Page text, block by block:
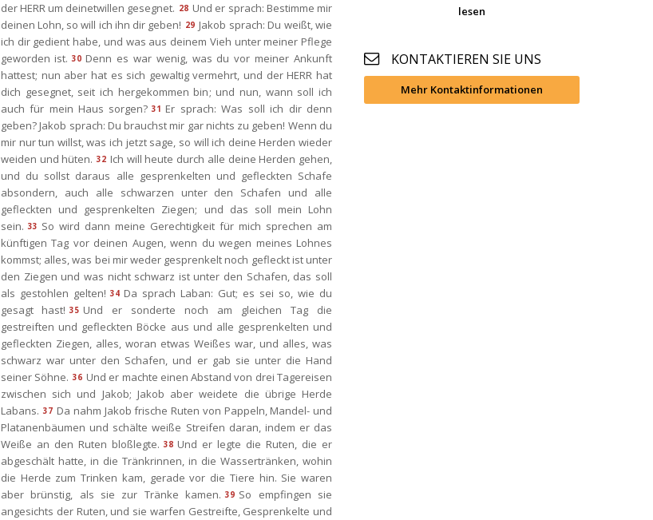
der HERR um deinetwillen gesegnet. 28 Und er sprach: Bestimme mir
deinen Lohn, so will ich ihn dir geben! 29 Jakob sprach: Du weißt, wie
ich dir gedient habe, und was aus deinem Vieh unter meiner Pflege
geworden ist. 30 Denn es war wenig, was du vor meiner Ankunft
hattest; nun aber hat es sich gewaltig vermehrt, und der HERR hat
dich gesegnet, seit ich hergekommen bin; und nun, wann soll ich
auch für mein Haus sorgen? 31 Er sprach: Was soll ich dir denn
geben? Jakob sprach: Du brauchst mir gar nichts zu geben! Wenn du
mir nur tun willst, was ich jetzt sage, so will ich deine Herden wieder
weiden und hüten. 32 Ich will heute durch alle deine Herden gehen,
und du sollst daraus alle gesprenkelten und gefleckten Schafe
absondern, auch alle schwarzen unter den Schafen und alle
gefleckten und gesprenkelten Ziegen; und das soll mein Lohn
ein. 33 So wird dann meine Gerechtigkeit für mich sprechen am
künftigen Tag vor deinen Augen, wenn du wegen meines Lohnes
kommst; alles, was bei mir weder gesprenkelt noch gefleckt ist unter
den Ziegen und was nicht schwarz ist unter den Schafen, das soll
als gestohlen gelten! 34 Da sprach Laban: Gut; es sei so, wie du
gesagt hast! 35 Und er sonderte noch am gleichen Tag die
gestreiften und gefleckten Böcke aus und alle gesprenkelten und
gefleckten Ziegen, alles, woran etwas Weißes war, und alles, was
chwarz war unter den Schafen, und er gab sie unter die Hand
einer Söhne. 36 Und er machte einen Abstand von drei Tagereisen
zwischen sich und Jakob; Jakob aber weidete die übrige Herde
Labans. 37 Da nahm Jakob frische Ruten von Pappeln, Mandel- und
Platanenbäumen und schälte weiße Streifen daran, indem er das
Weiße an den Ruten bloßlegte. 38 Und er legte die Ruten, die er
abgeschält hatte, in die Tränkrinnen, in die Wassertränken, wohin
die Herde zum Trinken kam, gerade vor die Tiere hin. Sie waren
aber brünstig, als sie zur Tränke kamen. 39 So empfingen sie
angesichts der Ruten, und sie warfen Gestreifte, Gesprenkelte und
lesen
KONTAKTIEREN SIE UNS
Mehr Kontaktinformationen